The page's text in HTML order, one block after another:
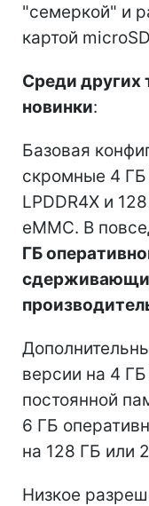
"семеркой" и
картой
Среди других
новинки:
Базовая
скромные 4 ГБ
LPDDR4X и
eMMC. В
ГБ
версии на 4
постоянной
6 ГБ
на 128 ГБ или
Низкое